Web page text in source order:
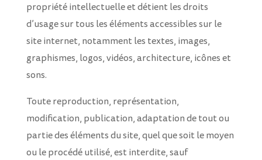
propriété intellectuelle et détient les droits
d’usage sur tous les éléments accessibles sur le
site internet, notamment les textes, images,
graphismes, logos, vidéos, architecture, icônes et
sons.
Toute reproduction, représentation,
modification, publication, adaptation de tout ou
partie des éléments du site, quel que soit le moyen
ou le procédé utilisé, est interdite, sauf